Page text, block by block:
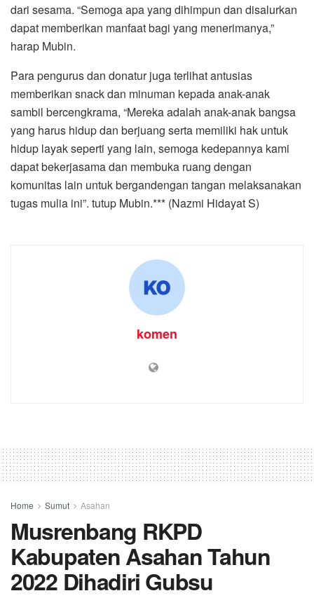
dari sesama. “Semoga apa yang dihimpun dan disalurkan
dapat memberikan manfaat bagi yang menerimanya,”
harap Mubin.
Para pengurus dan donatur juga terlihat antusias
memberikan snack dan minuman kepada anak-anak
sambil bercengkrama, “Mereka adalah anak-anak bangsa
yang harus hidup dan berjuang serta memiliki hak untuk
hidup layak seperti yang lain, semoga kedepannya kami
dapat bekerjasama dan membuka ruang dengan
komunitas lain untuk bergandengan tangan melaksanakan
tugas mulia ini”. tutup Mubin.*** (Nazmi Hidayat S)
komen
Home Sumut Asahan
Musrenbang RKPD
Kabupaten Asahan Tahun
2022 Dihadiri Gubsu